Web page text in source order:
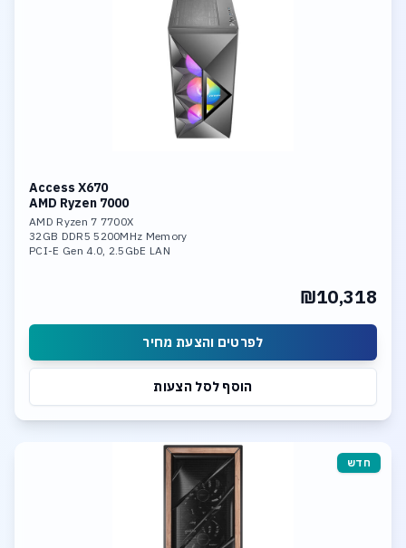
Access X670
AMD Ryzen 7000
AMD Ryzen 7 7700X
32GB DDR5 5200MHz Memory
PCI-E Gen 4.0, 2.5GbE LAN
₪10,318
לפרטים והצעת מחיר
הוסף לסל הצעות
חדש